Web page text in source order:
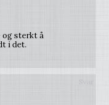
og sterkt å
i det.